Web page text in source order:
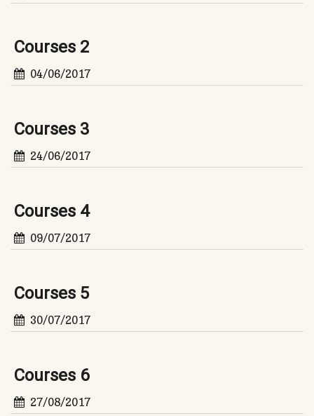
Courses 2
04/06/2017
Courses 3
24/06/2017
Courses 4
09/07/2017
Courses 5
30/07/2017
Courses 6
27/08/2017